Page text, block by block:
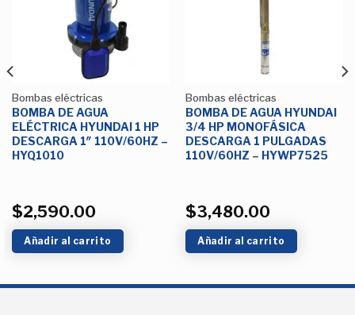
Bombas eléctricas
BOMBA DE AGUA
ELÉCTRICA HYUNDAI 1 HP
DESCARGA 1″ 110V/60HZ –
HYQ1010
$2,590.00
Añadir al carrito
Bombas eléctricas
BOMBA DE AGUA HYUNDAI
3/4 HP MONOFÁSICA
DESCARGA 1 PULGADAS
110V/60HZ – HYWP7525
$3,480.00
Añadir al carrito